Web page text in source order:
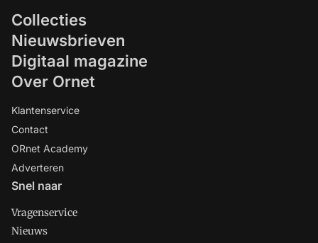
Collecties
Nieuwsbrieven
Digitaal magazine
Over Ornet
Klantenservice
Contact
ORnet Academy
Adverteren
Snel naar
Vragenservice
Nieuws